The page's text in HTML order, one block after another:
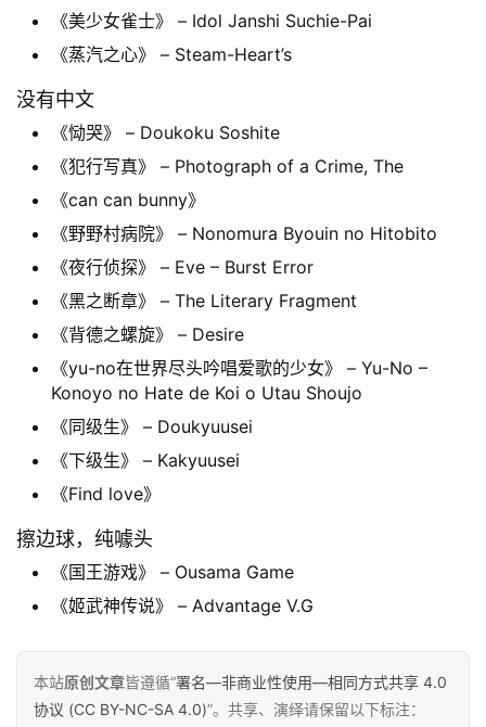
《美少女雀士》 – Idol Janshi Suchie-Pai
《蒸汽之心》 – Steam-Heart’s
没有中文
《恸哭》 – Doukoku Soshite
《犯行写真》 – Photograph of a Crime, The
《can can bunny》
《野野村病院》 – Nonomura Byouin no Hitobito
《夜行侦探》 – Eve – Burst Error
《黑之断章》 – The Literary Fragment
《背德之螺旋》 – Desire
《yu-no在世界尽头吟唱爱歌的少女》 – Yu-No –
Konoyo no Hate de Koi o Utau Shoujo
《同级生》 – Doukyuusei
《下级生》 – Kakyuusei
《Find love》
擦边球，纯噱头
《国王游戏》 – Ousama Game
《姬武神传说》 – Advantage V.G
本站原创文章皆遵循“署名—非商业性使用—相同方式共享 4.0
协议 (CC BY-NC-SA 4.0)”。共享、演绎请保留以下标注：